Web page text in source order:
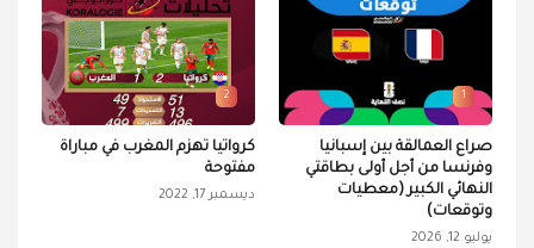
1
صراع العمالقة بين إسبانيا
وفرنسا من أجل أولى بطاقتي
النهائي الكبير (معطيات
وتوقعات)
يوليو 12, 2026
2
كرواتيا تهزم المغرب في مباراة
مفتوحة
ديسمبر 17, 2022